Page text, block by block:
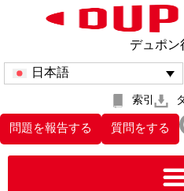
デュポン
日本語
索引
問題を報告する 質問をする